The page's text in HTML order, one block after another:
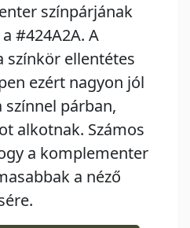
színpárjának
#424A2A. A
színkör ellentétes
ezért nagyon jól
párban,
alkotnak. Számos
a komplementer
a néző